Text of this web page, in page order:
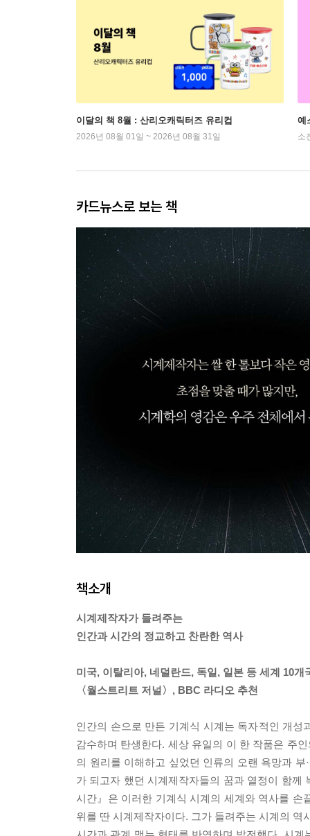
이달의 책 8월 : 산리오캐릭터즈 유리컵
2026년 08월 01일 ~ 2026년 08월 31일
예
소
카드뉴스로 보는 책
책소개
시계제작자가 들려주는
인간과 시간의 정교하고 찬란한 역사
미국, 이탈리아, 네덜란드, 독일, 일본 등 세계 10개
〈월스트리트 저널〉, BBC 라디오 추천
인간의 손으로 만든 기계식 시계는 독자적인 개성
감수하며 탄생한다. 세상 유일의 이 한 작품은 주
의 원리를 이해하고 싶었던 인류의 오랜 욕망과
가 되고자 했던 시계제작자들의 꿈과 열정이 함
시간』은 이러한 기계식 시계의 세계와 역사를 손
위를 딴 시계제작자이다. 그가 들려주는 시계의